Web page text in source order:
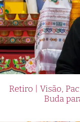
Retiro | Visão,
Buda